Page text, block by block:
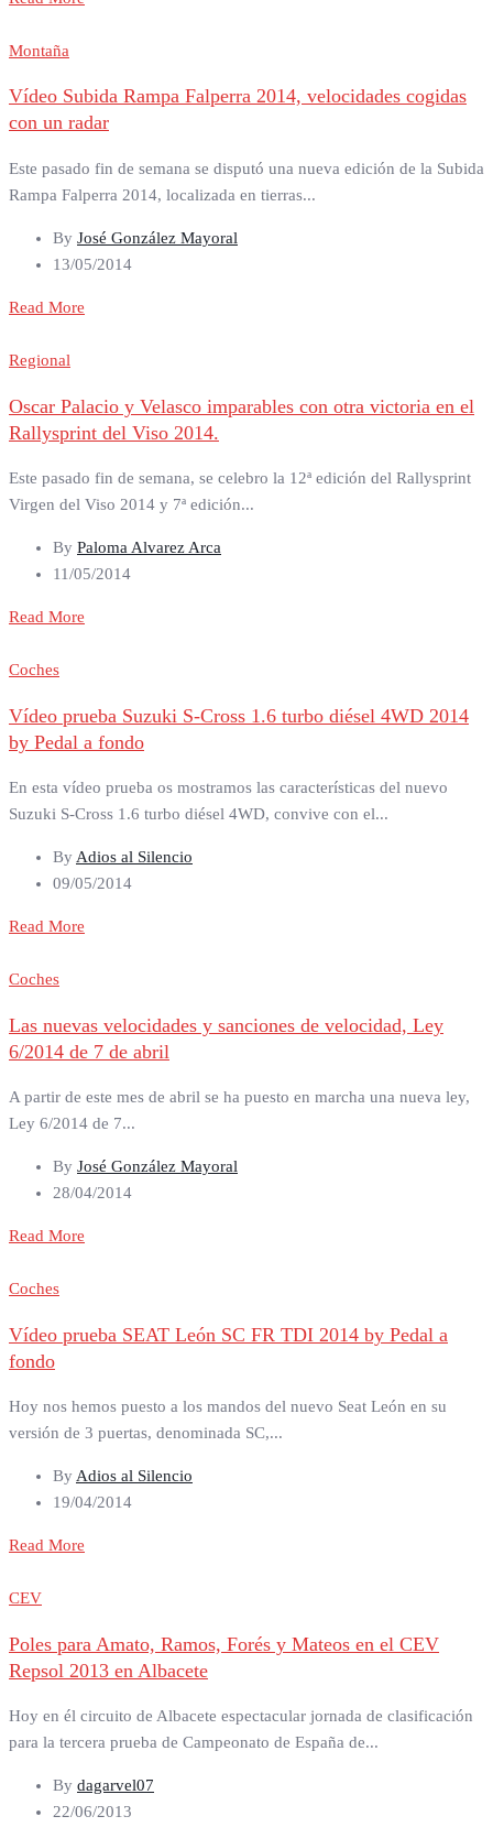
Montaña
Vídeo Subida Rampa Falperra 2014, velocidades cogidas
con un radar
Este pasado fin de semana se disputó una nueva edición de la Subida
Rampa Falperra 2014, localizada en tierras...
By José González Mayoral
13/05/2014
Read More
Regional
Oscar Palacio y Velasco imparables con otra victoria en el
Rallysprint del Viso 2014.
Este pasado fin de semana, se celebro la 12ª edición del Rallysprint
Virgen del Viso 2014 y 7ª edición...
By Paloma Alvarez Arca
11/05/2014
Read More
Coches
Vídeo prueba Suzuki S-Cross 1.6 turbo diésel 4WD 2014
by Pedal a fondo
En esta vídeo prueba os mostramos las características del nuevo
Suzuki S-Cross 1.6 turbo diésel 4WD, convive con el...
By Adios al Silencio
09/05/2014
Read More
Coches
Las nuevas velocidades y sanciones de velocidad, Ley
6/2014 de 7 de abril
A partir de este mes de abril se ha puesto en marcha una nueva ley,
Ley 6/2014 de 7...
By José González Mayoral
28/04/2014
Read More
Coches
Vídeo prueba SEAT León SC FR TDI 2014 by Pedal a
fondo
Hoy nos hemos puesto a los mandos del nuevo Seat León en su
versión de 3 puertas, denominada SC,...
ByAdios al Silencio
19/04/2014
Read More
CEV
Poles para Amato, Ramos, Forés y Mateos en el CEV
Repsol 2013 en Albacete
Hoy en él circuito de Albacete espectacular jornada de clasificación
para la tercera prueba de Campeonato de España de...
By dagarvel07
22/06/2013